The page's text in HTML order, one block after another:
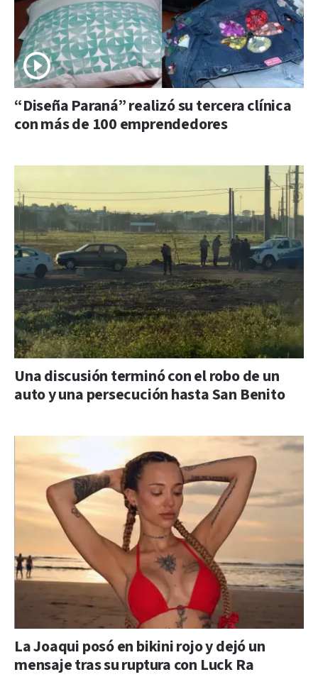
“Diseña Paraná” realizó su tercera clínica
con más de 100 emprendedores
Una discusión terminó con el robo de un
auto y una persecución hasta San Benito
La Joaqui posó en bikini rojo y dejó un
mensaje tras su ruptura con Luck Ra